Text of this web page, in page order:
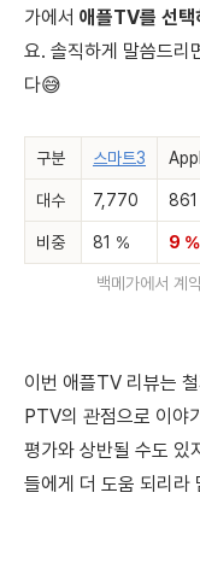
가에서 애플TV를 선
요. 솔직하게 말씀드리
다😅
구분 스마트3
대수 7,770 861
비중 81 % 9 %
백메가에서 계
이번 애플TV 리뷰는
PTV의 관점으로 이야
평가와 상반될 수도
들에게 더 도움 되리라